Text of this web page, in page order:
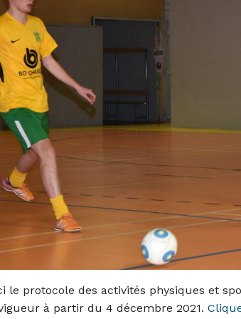
le protocole des activités physiques et
à partir du 4 décembre 2021.